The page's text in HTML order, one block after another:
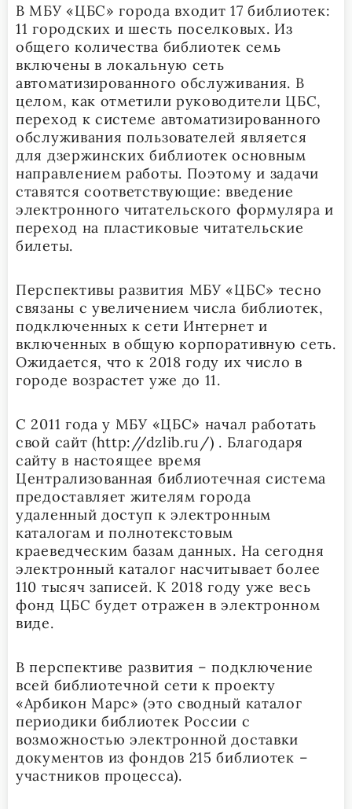
В МБУ «ЦБС» города входит 17 библиотек:
11 городских и шесть поселковых. Из
общего количества библиотек семь
включены в локальную сеть
автоматизированного обслуживания. В
целом, как отметили руководители ЦБС,
переход к системе автоматизированного
обслуживания пользователей является
для дзержинских библиотек основным
направлением работы. Поэтому и задачи
ставятся соответствующие: введение
электронного читательского формуляра и
переход на пластиковые читательские
билеты.
Перспективы развития МБУ «ЦБС» тесно
связаны с увеличением числа библиотек,
подключенных к сети Интернет и
включенных в общую корпоративную сеть.
Ожидается, что к 2018 году их число в
городе возрастет уже до 11.
С 2011 года у МБУ «ЦБС» начал работать
свой сайт (http://dzlib.ru/) . Благодаря
сайту в настоящее время
Централизованная библиотечная система
предоставляет жителям города
удаленный доступ к электронным
каталогам и полнотекстовым
краеведческим базам данных. На сегодня
электронный каталог насчитывает более
110 тысяч записей. К 2018 году уже весь
фонд ЦБС будет отражен в электронном
виде.
В перспективе развития – подключение
всей библиотечной сети к проекту
«Арбикон Марс» (это сводный каталог
периодики библиотек России с
возможностью электронной доставки
документов из фондов 215 библиотек –
участников процесса).